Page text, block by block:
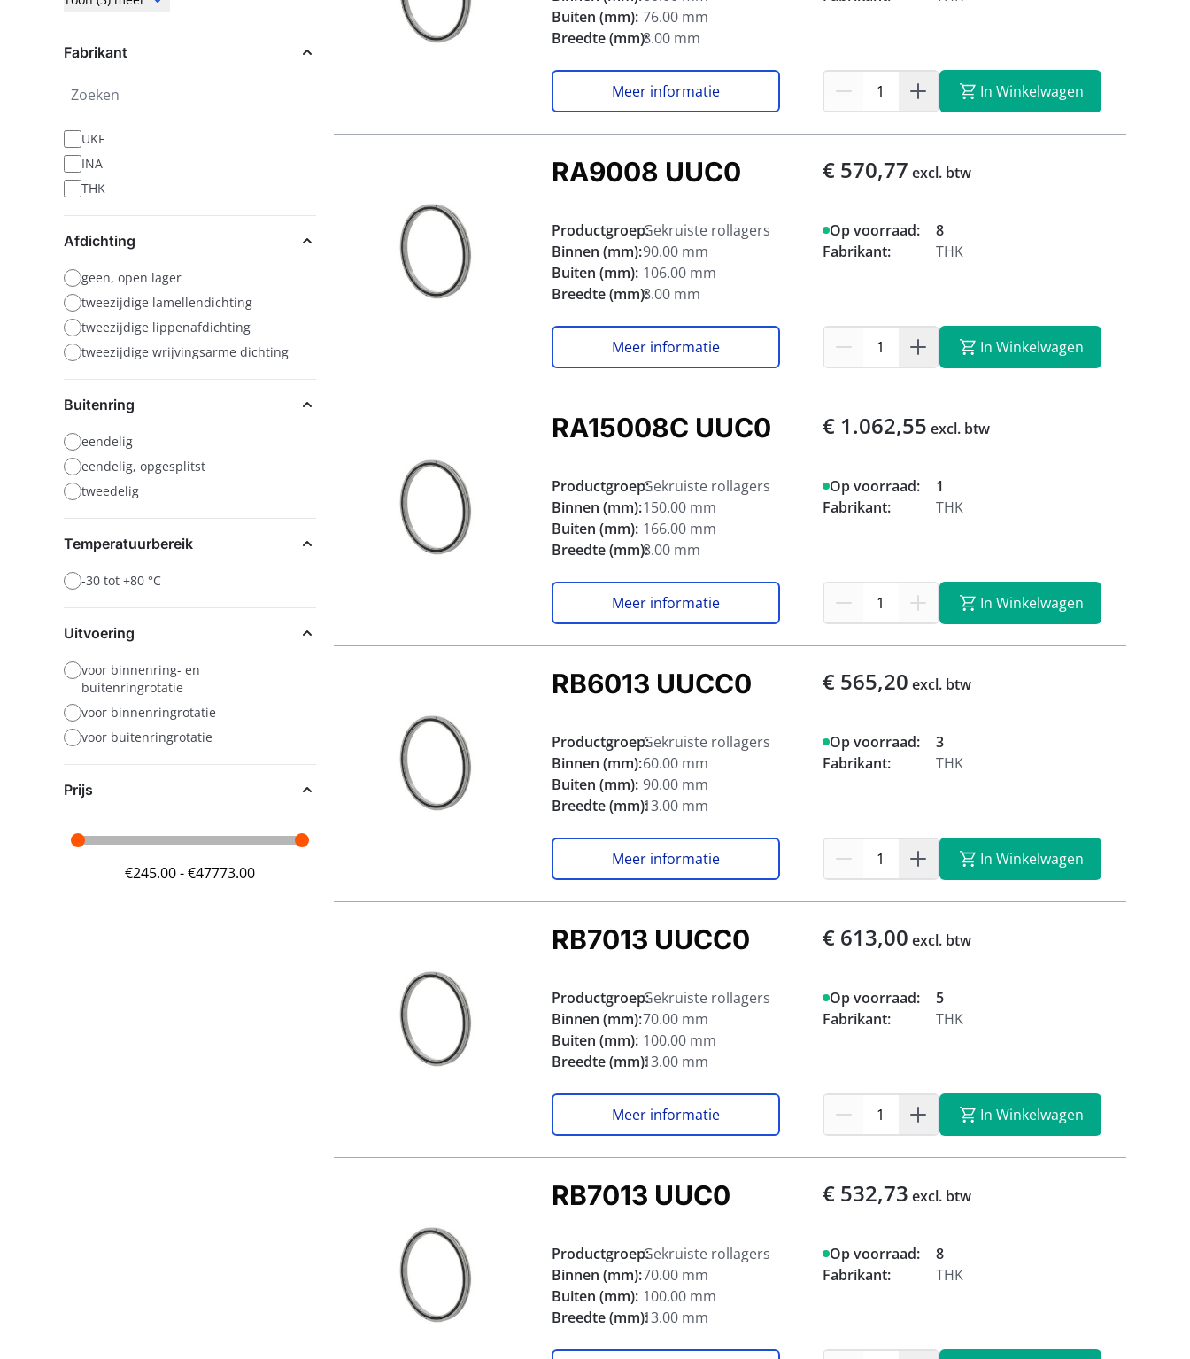
Fabrikant
UKF
INA
THK
Afdichting
geen, open lager
tweezijdige lamellendichting
tweezijdige lippenafdichting
tweezijdige wrijvingsarme dichting
Buitenring
eendelig
eendelig, opgesplitst
tweedelig
Temperatuurbereik
-30 tot +80 °C
Uitvoering
voor binnenring- en
buitenringrotatie
voor binnenringrotatie
voor buitenringrotatie
Prijs
€245.00-€47773.00
Buiten (mm): 76.00 mm
Breedte (mm):8.00 mm
Meer informatie In Winkelwagen
RA9008 UUC0 € 570,77 excl. btw
Productgroep:Gekruiste rollagers
Binnen (mm):90.00 mm
Buiten (mm): 106.00 mm
Breedte (mm):8.00 mm
Op voorraad:
8
Fabrikant:
THK
Meer informatie In Winkelwagen
RA15008C UUC0 € 1.062,55 excl. btw
Productgroep:Gekruiste rollagers
Binnen (mm):150.00 mm
Buiten (mm): 166.00 mm
Breedte (mm):8.00 mm
Op voorraad:
1
Fabrikant:
THK
Meer informatie In Winkelwagen
RB6013 UUCC0 € 565,20 excl. btw
Productgroep:Gekruiste rollagers
Binnen (mm):60.00 mm
Buiten (mm): 90.00 mm
Breedte (mm):13.00 mm
Op voorraad:
3
Fabrikant:
THK
Meer informatie In Winkelwagen
RB7013 UUCC0 € 613,00 excl. btw
Productgroep:Gekruiste rollagers
Binnen (mm):70.00 mm
Buiten (mm): 100.00 mm
Breedte (mm):13.00 mm
Op voorraad:
5
Fabrikant:
THK
Meer informatie In Winkelwagen
RB7013 UUC0 € 532,73 excl. btw
Productgroep:Gekruiste rollagers
Binnen (mm):70.00 mm
Buiten (mm): 100.00 mm
Breedte (mm):13.00 mm
Op voorraad:
8
Fabrikant:
THK